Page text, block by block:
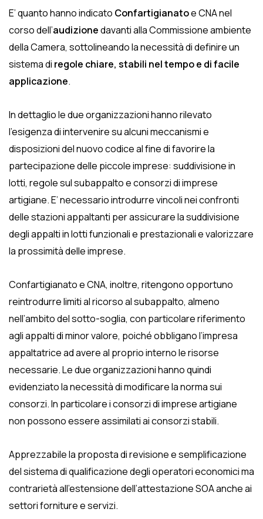
E’ quanto hanno indicato Confartigianatoe CNA nel
corso dell’audizionedavanti alla Commissione ambiente
della Camera, sottolineando la necessità di definire un
sistema di regole chiare, stabili nel tempo e di facile
applicazione.
In dettaglio le due organizzazioni hanno rilevato
l’esigenza di intervenire su alcuni meccanismi e
disposizioni del nuovo codice al fine di favorire la
partecipazione delle piccole imprese: suddivisione in
lotti, regole sul subappalto e consorzi di imprese
artigiane. E’ necessario introdurre vincoli nei confronti
delle stazioni appaltanti per assicurare la suddivisione
degli appalti in lotti funzionali e prestazionali e valorizzare
la prossimità delle imprese.
Confartigianato e CNA, inoltre, ritengono opportuno
reintrodurre limiti al ricorso al subappalto, almeno
nell’ambito del sotto-soglia, con particolare riferimento
agli appalti di minor valore, poiché obbligano l’impresa
appaltatrice ad avere al proprio interno le risorse
necessarie. Le due organizzazioni hanno quindi
evidenziato la necessità di modificare la norma sui
consorzi. In particolare i consorzi di imprese artigiane
non possono essere assimilati ai consorzi stabili.
Apprezzabile la proposta di revisione e semplificazione
del sistema di qualificazione degli operatori economici ma
contrarietà all’estensione dell’attestazione SOA anche ai
settori forniture e servizi.